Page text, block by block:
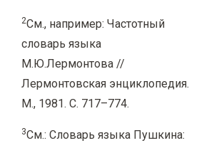
2См., например: Частотный
словарь языка
М.Ю.Лермонтова //
Лермонтовская энциклопедия.
М., 1981. С. 717–774.
3См.: Словарь языка Пушкина: